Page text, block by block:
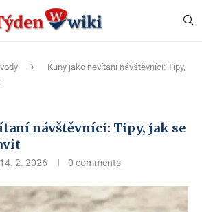
Kuny jako nevítaní návštěvníci: Tipy,
návštěvníci: Tipy, jak se
14. 2. 2026 0 comments